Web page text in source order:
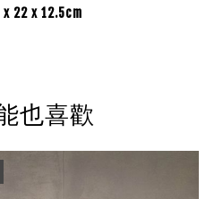
22 x 12.5cm
也喜歡